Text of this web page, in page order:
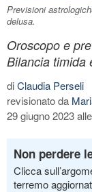
Previsioni
delusa.
Oroscopo e
Bilancia timida
diClaudia Perseli
revisionato da
29 giugno 2023
Non perdere
Clicca
terremo